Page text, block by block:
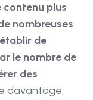
plus
nombreuses
de
le nombre de
des
davantage,